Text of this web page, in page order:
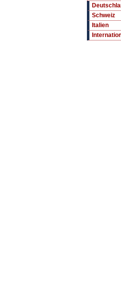
Schweiz
Italien